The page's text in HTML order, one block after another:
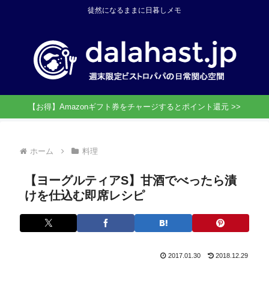
徒然になるままに日暮しメモ
【お得】Amazonギフト券をチャージするとポイント還元 >>
ホーム 料理
【ヨーグルティアS】甘酒でべったら漬
けを仕込む即席レシピ
2017.01.30 2018.12.29